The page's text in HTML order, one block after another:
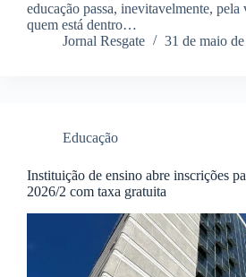
educação passa, inevitavelmente, pela
quem está dentro…
Jornal Resgate
31 de maio
Educação
Instituição de ensino abre inscrições
2026/2 com taxa gratuita